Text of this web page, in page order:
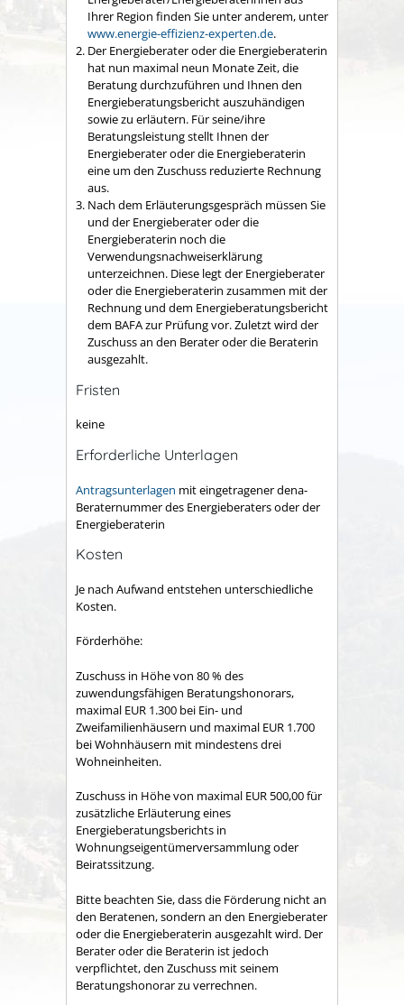
Ihrer Region finden Sie unter anderem, unter
www.energie-effizienz-experten.de.
Der Energieberater oder die Energieberaterin
hat nun maximal neun Monate Zeit, die
Beratung durchzuführen und Ihnen den
Energieberatungsbericht auszuhändigen
sowie zu erläutern. Für seine/ihre
Beratungsleistung stellt Ihnen der
Energieberater oder die Energieberaterin
eine um den Zuschuss reduzierte Rechnung
aus.
Nach dem Erläuterungsgespräch müssen Sie
und der Energieberater oder die
Energieberaterin noch die
Verwendungsnachweiserklärung
unterzeichnen. Diese legt der Energieberater
oder die Energieberaterin zusammen mit der
Rechnung und dem Energieberatungsbericht
dem BAFA zur Prüfung vor. Zuletzt wird der
Zuschuss an den Berater oder die Beraterin
ausgezahlt.
Fristen
keine
Erforderliche Unterlagen
Antragsunterlagen mit eingetragener dena-
Beraternummer des Energieberaters oder der
Energieberaterin
Kosten
Je nach Aufwand entstehen unterschiedliche
Kosten.
Förderhöhe:
Zuschuss in Höhe von 80 % des
zuwendungsfähigen Beratungshonorars,
maximal EUR 1.300 bei Ein- und
Zweifamilienhäusern und maximal EUR 1.700
bei Wohnhäusern mit mindestens drei
Wohneinheiten.
Zuschuss in Höhe von maximal EUR 500,00 für
zusätzliche Erläuterung eines
Energieberatungsberichts in
Wohnungseigentümerversammlung oder
Beiratssitzung.
Bitte beachten Sie, dass die Förderung nicht an
den Beratenen, sondern an den Energieberater
oder die Energieberaterin ausgezahlt wird. Der
Berater oder die Beraterin ist jedoch
verpflichtet, den Zuschuss mit seinem
Beratungshonorar zu verrechnen.